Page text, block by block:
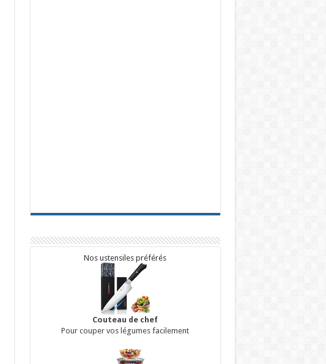
Nos ustensiles préférés
Couteau de chef
Pour couper vos légumes facilement